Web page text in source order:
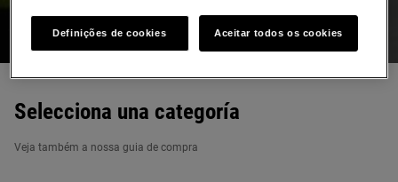
Selecciona una categoría
Veja também a nossa guia de compra
Definições de cookies Aceitar todos os cookies